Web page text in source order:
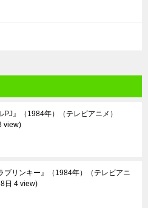
PJ』（1984年）（テレビアニメ）
view
ブリンキー』（1984年）（テレビアニ
日 4 view